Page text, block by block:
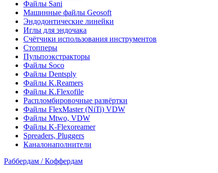
Файлы Sani
Машинные файлы Geosoft
Эндодонтические линейки
Иглы для эндочака
Счётчики использования инструментов
Стопперы
Пульпоэкстракторы
Файлы Soco
Файлы Dentsply
Файлы K.Reamers
Файлы K.Flexofile
Распломбировочные развёртки
Файлы FlexMaster (NiTi) VDW
Файлы Mtwo, VDW
Файлы K-Flexoreamer
Spreaders, Pluggers
Каналонаполнители
Раббердам / Коффердам